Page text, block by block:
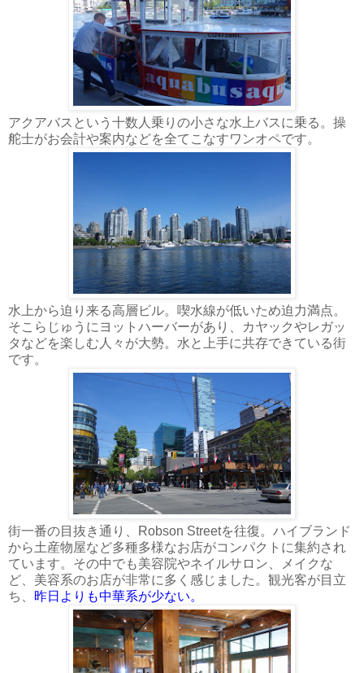
アクアバスという十数人乗りの小さな水上バスに乗る。操
舵士がお会計や案内などを全てこなすワンオペです。
水上から迫り来る高層ビル。喫水線が低いため迫力満点。
そこらじゅうにヨットハーバーがあり、カヤックやレガッ
タなどを楽しむ人々が大勢。水と上手に共存できている街
です。
街一番の目抜き通り、Robson Streetを往復。ハイブランド
から土産物屋など多種多様なお店がコンパクトに集約され
ています。その中でも美容院やネイルサロン、メイクな
ど、美容系のお店が非常に多く感じました。観光客が目立
ち、 昨日よりも中華系が少ない。